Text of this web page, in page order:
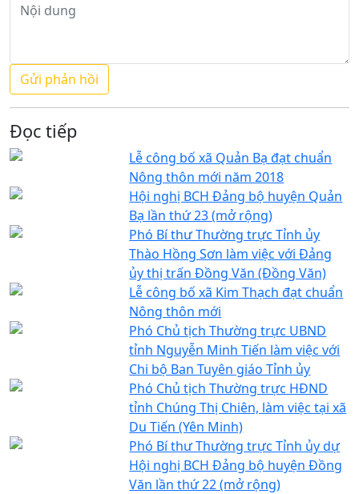
Đọc tiếp
Lễ công bố xã Quản Bạ đạt chuẩn
Nông thôn mới năm 2018
Hội nghị BCH Đảng bộ huyện Quản
Bạ lần thứ 23 (mở rộng)
Phó Bí thư Thường trực Tỉnh ủy
Thào Hồng Sơn làm việc với Đảng
ủy thị trấn Đồng Văn (Đồng Văn)
Lễ công bố xã Kim Thạch đạt chuẩn
Nông thôn mới
Phó Chủ tịch Thường trực UBND
tỉnh Nguyễn Minh Tiến làm việc với
Chi bộ Ban Tuyên giáo Tỉnh ủy
Phó Chủ tịch Thường trực HĐND
tỉnh Chúng Thị Chiên, làm việc tại xã
Du Tiến (Yên Minh)
Phó Bí thư Thường trực Tỉnh ủy dự
Hội nghị BCH Đảng bộ huyện Đồng
Văn lần thứ 22 (mở rộng)